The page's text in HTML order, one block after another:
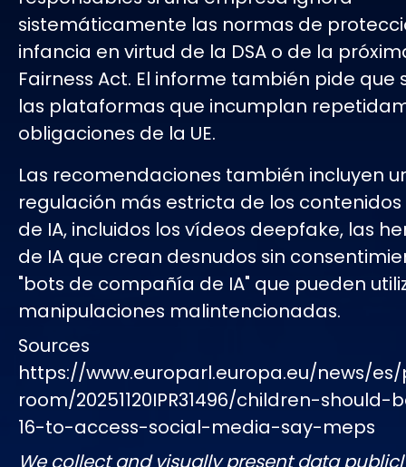
sistemáticamente las normas de
infancia en virtud de la DSA o de la
Fairness Act. El informe también pide que
las plataformas que incumplan
obligaciones de la UE.
Las recomendaciones también incluyen
regulación más estricta de los
de IA, incluidos los vídeos deepfake, las
de IA que crean desnudos sin
"bots de compañía de IA" que pueden
manipulaciones malintencionadas.
Sources
https://www.europarl.europa.eu/news/
room/20251120IPR31496/children-
16-to-access-social-media-say-meps
We collect and visually present data